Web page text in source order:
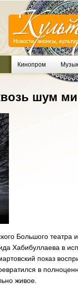
Кинопром
шум
Большого театра
Хабибуллаева в
показ
в
живое.